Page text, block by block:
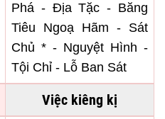
Phá - Địa Tặc - Băng
Tiêu Ngoạ Hãm - Sát
Chủ * - Nguyệt Hình -
Tội Chỉ - Lỗ Ban Sát
Việc kiêng kị